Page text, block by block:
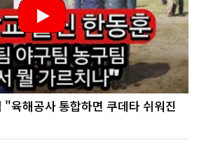
육해공사 통합하면 쿠데타 쉬워진